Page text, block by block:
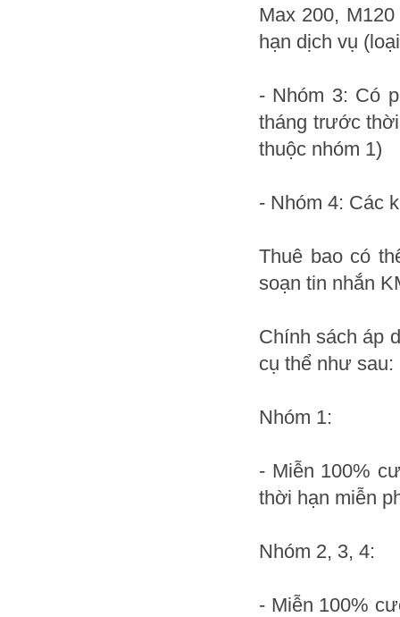
Max 200,
hạn dịch vụ
- Nhóm 3: Có
tháng trước
thuộc nhóm 1)
- Nhóm 4: Các
Thuê bao có
soạn tin nhắn
Chính sách áp
cụ thể như sau:
Nhóm 1:
- Miễn 100%
thời hạn miễn
Nhóm 2, 3, 4:
- Miễn 100%